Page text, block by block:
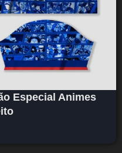
Especial Animes